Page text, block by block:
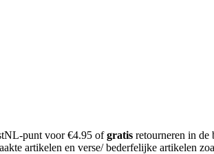
punt voor €4.95 ofgratis retourneren in de
artikelen en verse/ bederfelijke artikelen